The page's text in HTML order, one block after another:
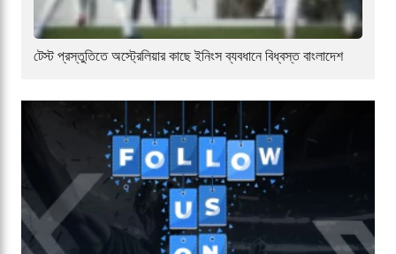
টেস্ট প্রস্তুতিতে অস্ট্রেলিয়ার কাছে ইনিংস ব্যবধানে বিধ্বস্ত বাংলাদেশ